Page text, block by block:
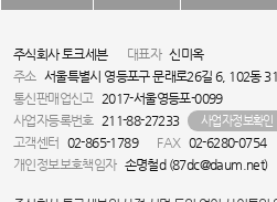
주식회사 토크세븐 대표자 신미옥
주소 서울특별시 영등포구 문래로26길 6, 102동
통신판매업신고 2017-서울영등포-0099
사업자등록번호 211-88-27233 사업자정보확인
고객센터 02-865-1789 FAX 02-6280-0754
개인정보보호책임자 손명철d (87dc@daum.net)